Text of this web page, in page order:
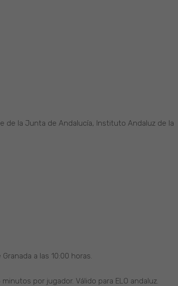
de la Junta de Andalucía, Instituto Andaluz de la
a las 10:00 horas.
por jugador. Válido para ELO andaluz.